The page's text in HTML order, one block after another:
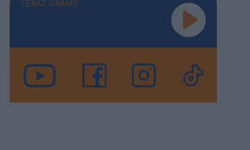
TERAZ GRAMY